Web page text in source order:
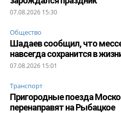
07.08.2026 15:30
Общество
Шадаев сообщил, что
навсегда сохранится в
07.08.2026 15:01
Транспорт
Пригородные поезда
перенаправят на Рыбацкое